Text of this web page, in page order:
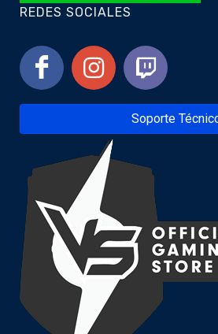
REDES SOCIALES
Soporte